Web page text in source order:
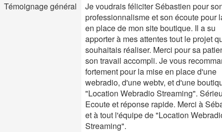
Témoignage général
Je voudrais féliciter Sébastien pour
professionnalisme et son écoute pour
en place de mon site boutique. Il a su
apporter à mes attentes tout le projet
souhaitais réaliser. Merci pour sa
son travail accompli. Je vous
fortement pour la mise en place d'une
webradio, d'une webtv, et d'une
"Location Webradio Streaming".
Ecoute et réponse rapide. Merci à
et à tout l'équipe de "Location
Streaming".